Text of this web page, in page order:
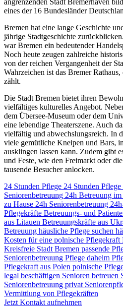
eines der 16 Bundesländer
Bremen hat eine lange Geschichte
jährige Stadtgeschichte
war Bremen ein bedeutender
Noch heute zeugen zahlreiche
von der reichen Vergangenheit der
Wahrzeichen ist das Bremer
zählt.
Die Stadt Bremen bietet ihren
vielfältiges kulturelles Angebot.
dem Übersee-Museum oder dem
eine lebendige Theaterszene. Auch
vielfältig und abwechslungsreich. In
viele gemütliche Kneipen und Bars,
ausklingen lassen kann. Zudem gibt
und Feste, wie den Freimarkt oder
tausende Besucher anlocken.
24 Stunden Pflege 24 Stunden
Seniorenbetreuung 24h Betreuung
zu Hause 24h Seniorenbetreuung
Pflegekräfte Betreuungs- und
aus Litauen Betreuungskräfte aus
Betreuung häusliche Pflege suchen
Kosten für eine polnische Pflegekraft
Kreisfreie Stadt Bremen passende
Seniorenbetreuung Pflege daheim
Pflegekraft aus Polen polnische
legal beschäftigen Senioren betreuen
Seniorenbetreuung privat
Vermittlung von Pflegekräften
Jetzt Kontakt aufnehmen